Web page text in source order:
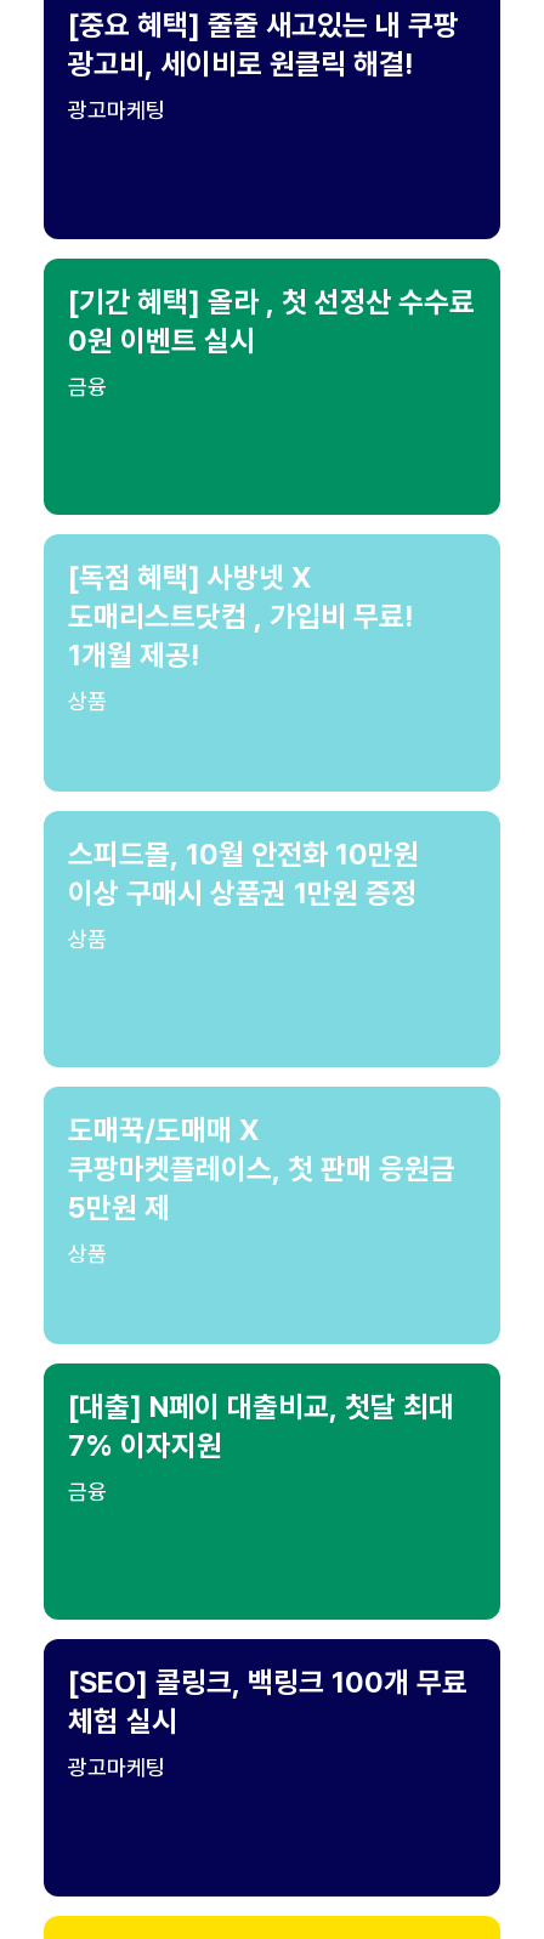
[중요 혜택] 줄줄 새고있는 내 쿠팡
광고비, 세이비로 원클릭 해결!
광고마케팅
[기간 혜택] 올라 , 첫 선정산 수수료
0원 이벤트 실시
금융
[독점 혜택] 사방넷 X
도매리스트닷컴 , 가입비 무료!
1개월 제공!
상품
스피드몰, 10월 안전화 10만원
이상 구매시 상품권 1만원 증정
상품
도매꾹/도매매 X
쿠팡마켓플레이스, 첫 판매 응원금
5만원 제
상품
[대출] N페이 대출비교, 첫달 최대
7% 이자지원
금융
[SEO] 콜링크, 백링크 100개 무료
체험 실시
광고마케팅